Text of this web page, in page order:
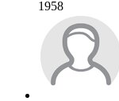
1958